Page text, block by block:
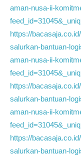
aman-nusa-ii-
https://
salurkan-bantuan-
aman-nusa-ii-
https://
salurkan-bantuan-
aman-nusa-ii-
https://
salurkan-bantuan-